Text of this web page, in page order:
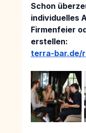
Schon
individuelles
Firmenfeier
erstellen:
terra-bar.de/